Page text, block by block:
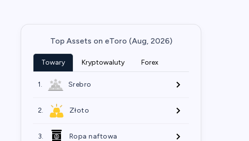
Top Assets on eToro (Aug, 2026)
Towary Kryptowaluty Forex
1. Srebro
2. Złoto
3. Ropa naftowa